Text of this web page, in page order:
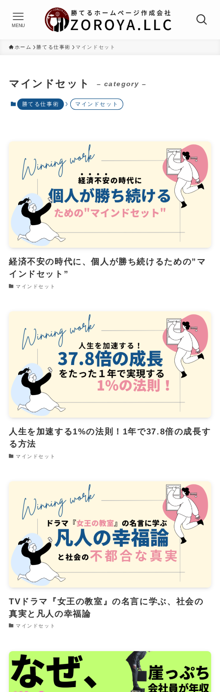
MENU
ホーム 勝てる仕事術 マインドセット
マインドセット – category –
勝てる仕事術 マインドセット
経済不安の時代に、個人が勝ち続けるための”マ
インドセット”
マインドセット
人生を加速する1%の法則！1年で37.8倍の成長す
る方法
マインドセット
TVドラマ『女王の教室』の名言に学ぶ、社会の
真実と凡人の幸福論
マインドセット